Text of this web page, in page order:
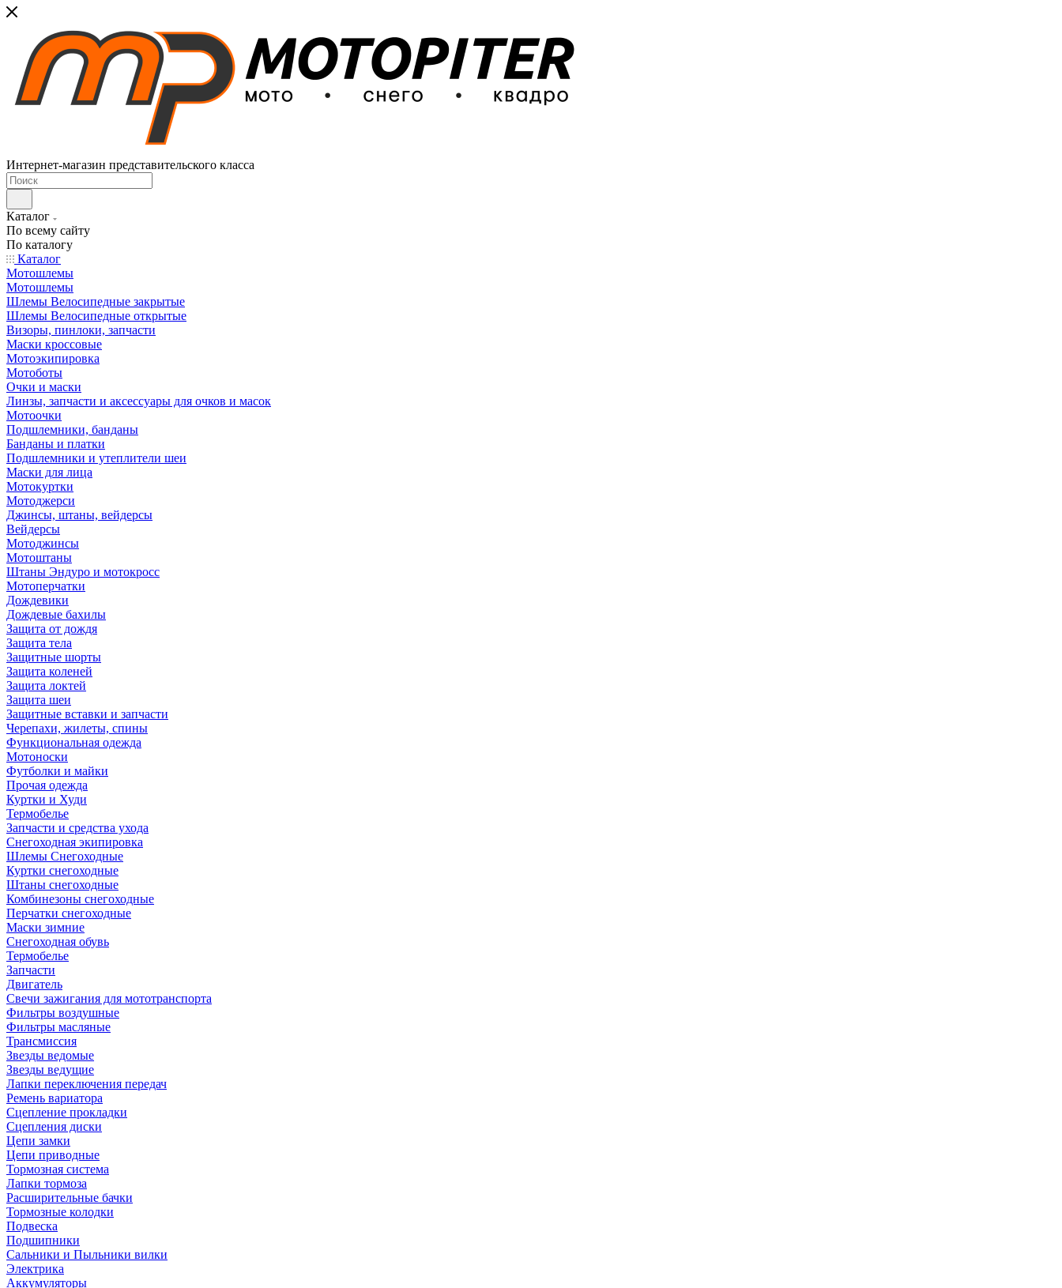
Интернет-магазин представительского класса
Каталог
По всему сайту
По каталогу
Каталог
Мотошлемы
Мотошлемы
Шлемы Велосипедные закрытые
Шлемы Велосипедные открытые
Визоры, пинлоки, запчасти
Маски кроссовые
Мотоэкипировка
Мотоботы
Очки и маски
Линзы, запчасти и аксессуары для очков и масок
Мотоочки
Подшлемники, банданы
Банданы и платки
Подшлемники и утеплители шеи
Маски для лица
Мотокуртки
Мотоджерси
Джинсы, штаны, вейдерсы
Вейдерсы
Мотоджинсы
Мотоштаны
Штаны Эндуро и мотокросс
Мотоперчатки
Дождевики
Дождевые бахилы
Защита от дождя
Защита тела
Защитные шорты
Защита коленей
Защита локтей
Защита шеи
Защитные вставки и запчасти
Черепахи, жилеты, спины
Функциональная одежда
Мотоноски
Футболки и майки
Прочая одежда
Куртки и Худи
Термобелье
Запчасти и средства ухода
Снегоходная экипировка
Шлемы Снегоходные
Куртки снегоходные
Штаны снегоходные
Комбинезоны снегоходные
Перчатки снегоходные
Маски зимние
Снегоходная обувь
Термобелье
Запчасти
Двигатель
Свечи зажигания для мототранспорта
Фильтры воздушные
Фильтры масляные
Трансмиссия
Звезды ведомые
Звезды ведущие
Лапки переключения передач
Ремень вариатора
Сцепление прокладки
Сцепления диски
Цепи замки
Цепи приводные
Тормозная система
Лапки тормоза
Расширительные бачки
Тормозные колодки
Подвеска
Подшипники
Сальники и Пыльники вилки
Электрика
Аккумуляторы